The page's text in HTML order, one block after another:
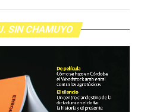
SIN CHAMUYO